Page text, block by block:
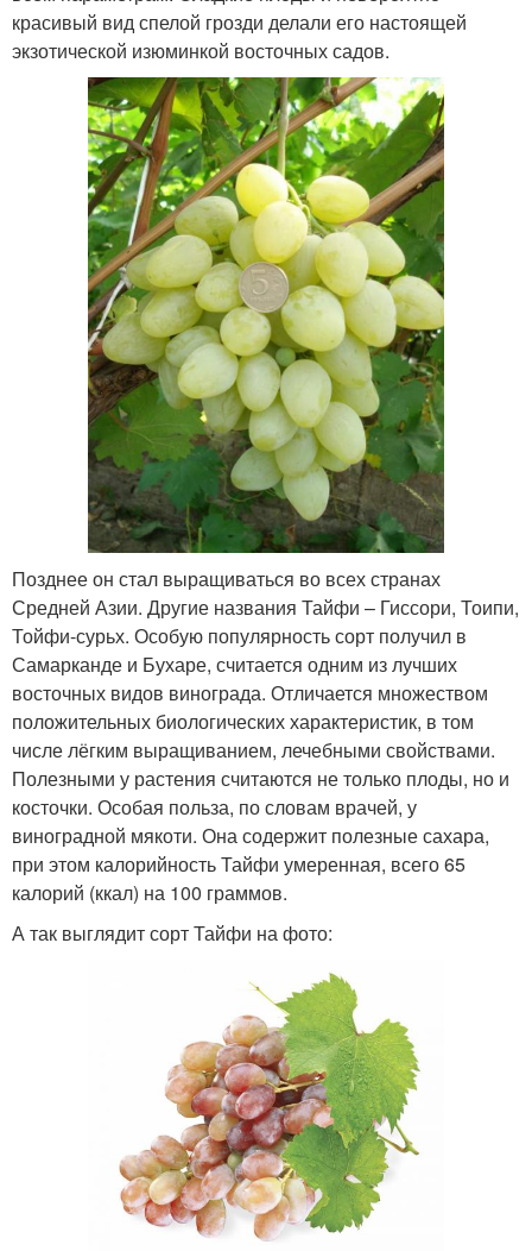
красивый вид спелой грозди делали его настоящей
экзотической изюминкой восточных садов.
Позднее он стал выращиваться во всех странах
Средней Азии. Другие названия Тайфи – Гиссори, Тоипи,
Тойфи-сурьх. Особую популярность сорт получил в
Самарканде и Бухаре, считается одним из лучших
восточных видов винограда. Отличается множеством
положительных биологических характеристик, в том
числе лёгким выращиванием, лечебными свойствами.
Полезными у растения считаются не только плоды, но и
косточки. Особая польза, по словам врачей, у
виноградной мякоти. Она содержит полезные сахара,
при этом калорийность Тайфи умеренная, всего 65
калорий (ккал) на 100 граммов.
А так выглядит сорт Тайфи на фото: